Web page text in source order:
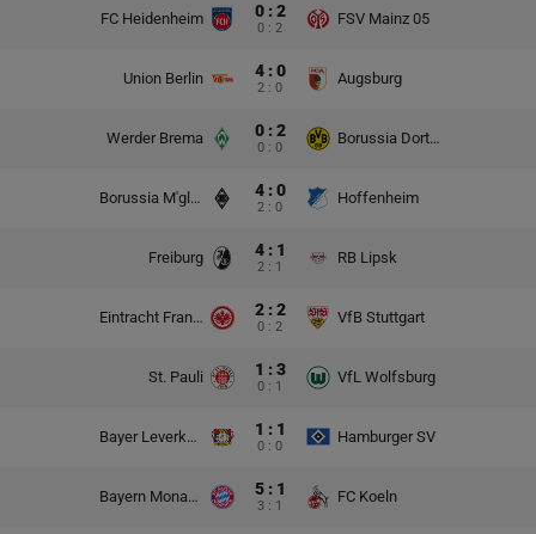
FC Heidenheim 0 : 2
0 : 2
FSV Mainz 05
Union Berlin 4 : 0
2 : 0
Augsburg
Werder Brema 0 : 2
0 : 0
Borussia Dortmund
Borussia M'gladbach 4 : 0
2 : 0
Hoffenheim
Freiburg 4 : 1
2 : 1
RB Lipsk
Eintracht Frankfurt 2 : 2
0 : 2
VfB Stuttgart
St. Pauli 1 : 3
0 : 1
VfL Wolfsburg
Bayer Leverkusen 1 : 1
0 : 0
Hamburger SV
Bayern Monachium 5 : 1
3 : 1
FC Koeln